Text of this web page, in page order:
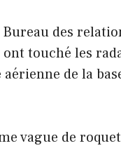
des
touché les
de la
vague de